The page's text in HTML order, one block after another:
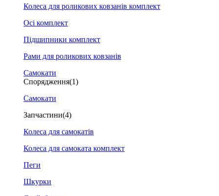
Колеса для роликових ковзанів комплект
Осі комплект
Підшипники комплект
Рами для роликових ковзанів
Самокати
Спорядження(1)
Самокати
Запчастини(4)
Колеса для самокатів
Колеса для самоката комплект
Пеги
Шкурки